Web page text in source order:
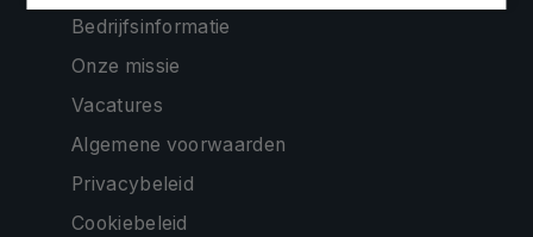
Bedrijfsinformatie
Onze missie
Vacatures
Algemene voorwaarden
Privacybeleid
Cookiebeleid